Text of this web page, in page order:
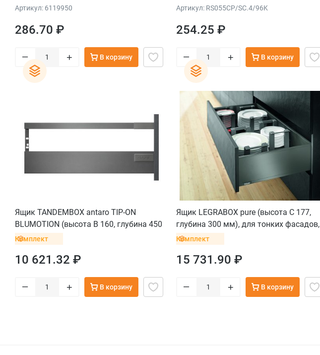
Артикул: 6119950
286.70 ₽
– + В корзину
сатиновый хром
Артикул: RS055CP/SC.4/96K
254.25 ₽
– + В корзину
Ящик TANDEMBOX antaro TIP-ON
BLUMOTION (высота B 160, глубина 450
мм, до 20 кг), крепление INSERTA, серый
Комплект
10 621.32 ₽
– + В корзину
Ящик LEGRABOX pure (высота C 177,
глубина 300 мм), для тонких фасадов,
серый орион
Комплект
15 731.90 ₽
– + В корзину